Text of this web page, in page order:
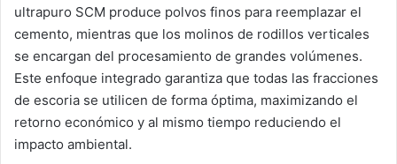
ultrapuro SCM produce polvos finos para reemplazar el
cemento, mientras que los molinos de rodillos verticales
se encargan del procesamiento de grandes volúmenes.
Este enfoque integrado garantiza que todas las fracciones
de escoria se utilicen de forma óptima, maximizando el
retorno económico y al mismo tiempo reduciendo el
impacto ambiental.